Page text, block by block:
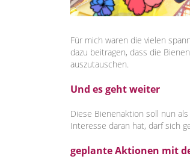
Für mich waren die vielen
dazu beitragen, dass die
auszutauschen.
Und es geht weiter
Diese Bienenaktion soll nun
Interesse daran hat, darf sich
geplante Aktionen mit